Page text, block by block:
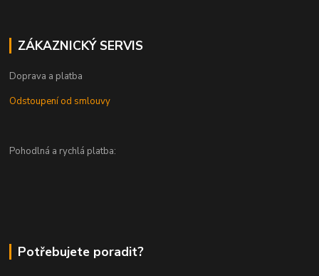
ZÁKAZNICKÝ SERVIS
Doprava a platba
Odstoupení od smlouvy
Pohodlná a rychlá platba:
Potřebujete poradit?